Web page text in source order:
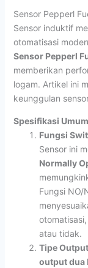
Sensor Pepperl
Sensor induktif
otomatisasi
Sensor Pepperl
memberikan
logam. Artikel ini
keunggulan
Spesifikasi
Fungsi
Sensor ini
Normally
Fungsi NO/
atau tidak.
Tipe
output dua